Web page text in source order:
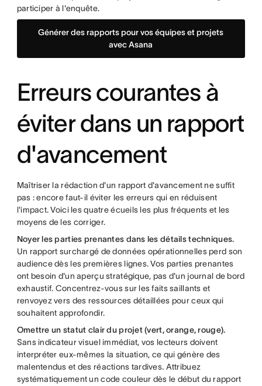
participer à l'enquête.
Générer des rapports pour vos équipes et projets
avec Asana
Erreurs courantes à
éviter dans un rapport
d'avancement
Maîtriser la rédaction d'un rapport d'avancement ne suffit
pas : encore faut-il éviter les erreurs qui en réduisent
l'impact. Voici les quatre écueils les plus fréquents et les
moyens de les corriger.
Noyer les parties prenantes dans les détails techniques.
Un rapport surchargé de données opérationnelles perd son
audience dès les premières lignes. Vos parties prenantes
ont besoin d'un aperçu stratégique, pas d'un journal de bord
exhaustif. Concentrez-vous sur les faits saillants et
renvoyez vers des ressources détaillées pour ceux qui
souhaitent approfondir.
Omettre un statut clair du projet (vert, orange, rouge).
Sans indicateur visuel immédiat, vos lecteurs doivent
interpréter eux-mêmes la situation, ce qui génère des
malentendus et des réactions tardives. Attribuez
systématiquement un code couleur dès le début du rapport